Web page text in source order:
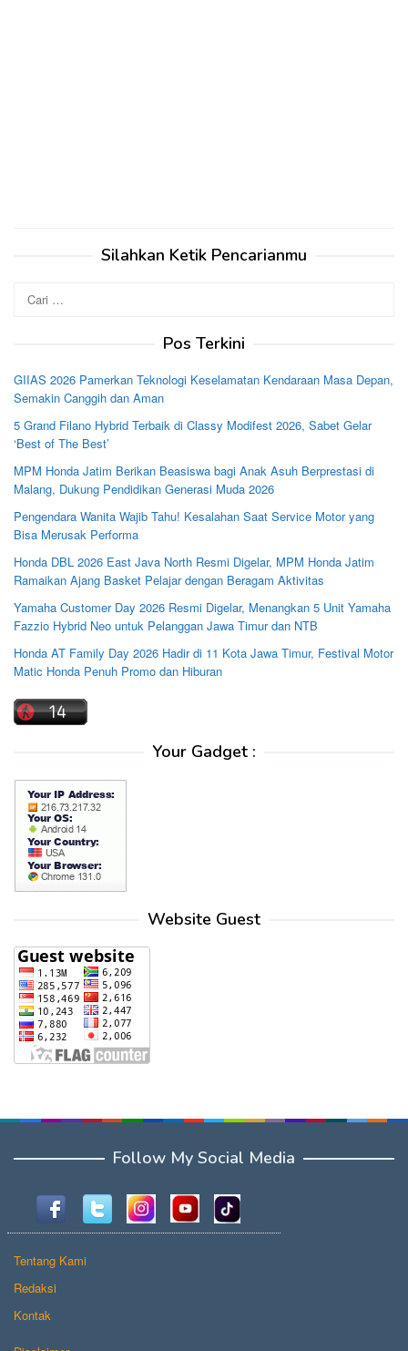
Silahkan Ketik Pencarianmu
untuk:
Pos Terkini
GIIAS 2026 Pamerkan Teknologi Keselamatan Kendaraan Masa Depan,
Semakin Canggih dan Aman
5 Grand Filano Hybrid Terbaik di Classy Modifest 2026, Sabet Gelar
‘Best of The Best’
MPM Honda Jatim Berikan Beasiswa bagi Anak Asuh Berprestasi di
Malang, Dukung Pendidikan Generasi Muda 2026
Pengendara Wanita Wajib Tahu! Kesalahan Saat Service Motor yang
Bisa Merusak Performa
Honda DBL 2026 East Java North Resmi Digelar, MPM Honda Jatim
Ramaikan Ajang Basket Pelajar dengan Beragam Aktivitas
Yamaha Customer Day 2026 Resmi Digelar, Menangkan 5 Unit Yamaha
Fazzio Hybrid Neo untuk Pelanggan Jawa Timur dan NTB
Honda AT Family Day 2026 Hadir di 11 Kota Jawa Timur, Festival Motor
Matic Honda Penuh Promo dan Hiburan
Your Gadget :
Website Guest
Follow My Social Media
Tentang Kami
Redaksi
Kontak